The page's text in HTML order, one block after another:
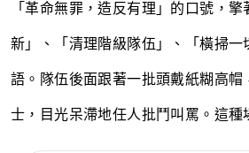
「革命無罪，造反有理」的口號，
新」、「清理階級隊伍」、「橫掃一
語。隊伍後面跟著一批頭戴紙糊高帽
士，目光呆滯地任人批鬥叫罵。這種